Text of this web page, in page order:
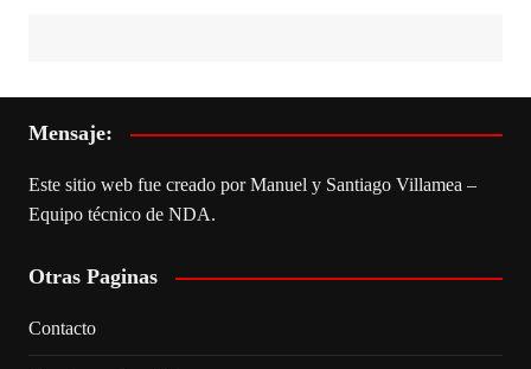
Mensaje:
Este sitio web fue creado por Manuel y Santiago Villamea –
Equipo técnico de NDA.
Otras Paginas
Contacto